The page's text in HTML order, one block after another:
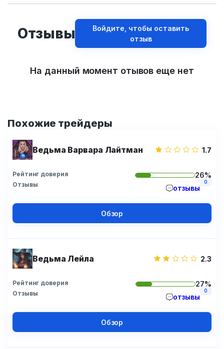
Отзывы
Войдите, чтобы оставить
отзыв
На данный момент отывов еще нет
Похожие трейдеры
Ведьма Варвара Лайтман 1.7
Рейтинг доверия 26%
Отзывы отзывы
0
Обзор
Ведьма Лейла 2.3
Рейтинг доверия 27%
Отзывы отзывы
0
Обзор